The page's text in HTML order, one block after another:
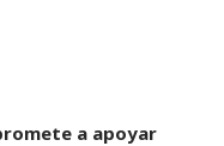
a apoyar